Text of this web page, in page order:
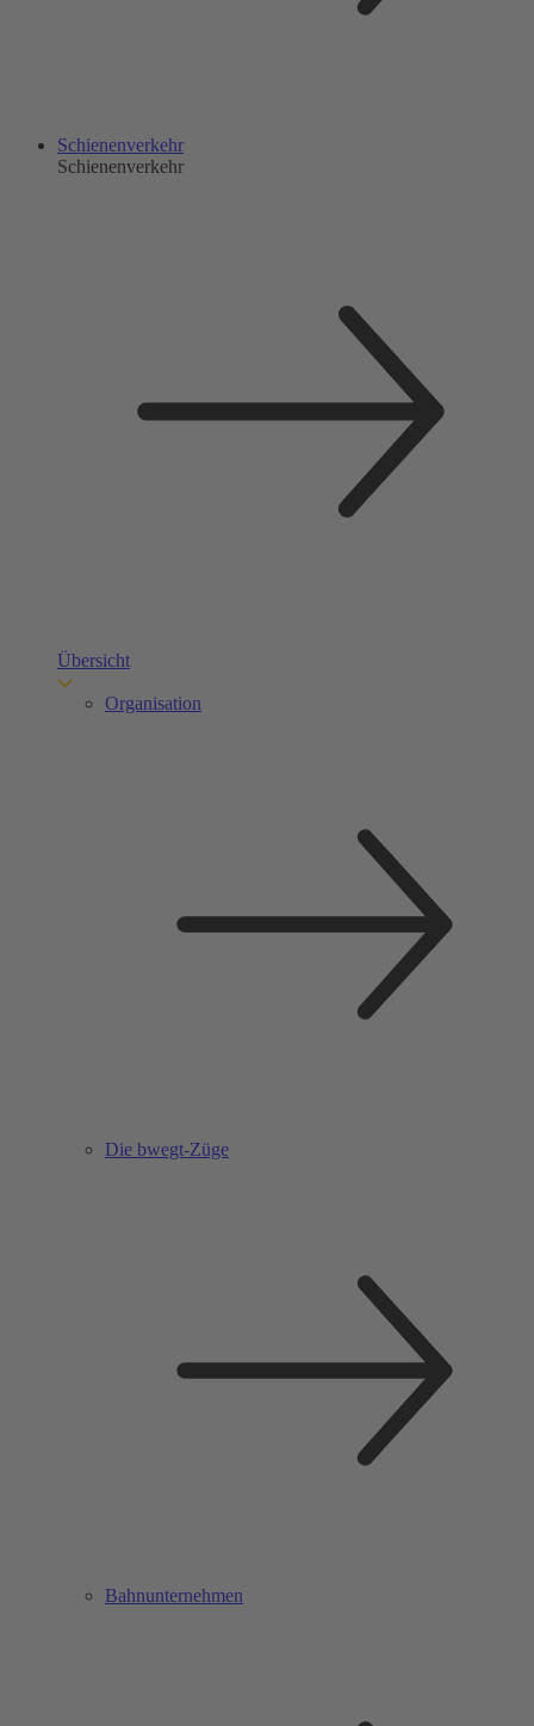
Schienenverkehr
Schienenverkehr
Übersicht
Organisation
Die bwegt-Züge
Bahnunternehmen